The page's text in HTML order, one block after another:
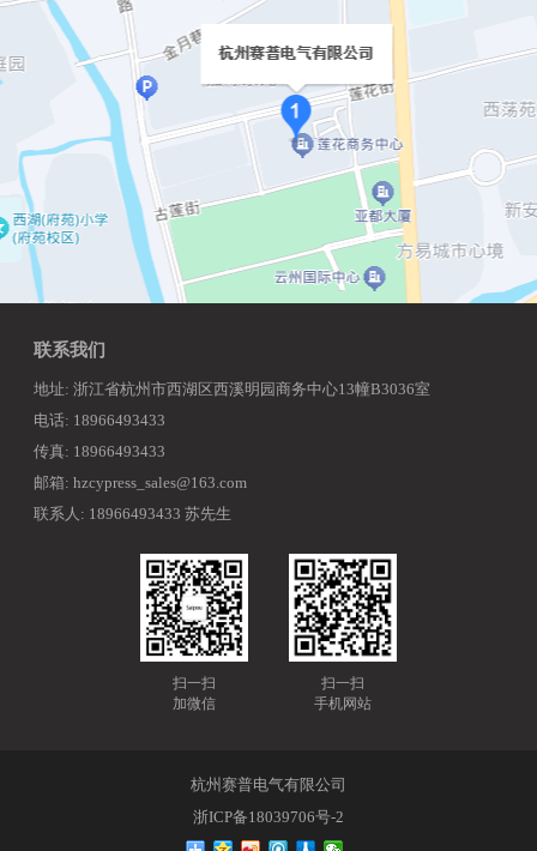
联系我们
地址: 浙江省杭州市西湖区西溪明园商务中心13幢B3036室
电话: 18966493433
传真: 18966493433
邮箱: hzcypress_sales@163.com
联系人: 18966493433 苏先生
扫一扫
加微信
扫一扫
手机网站
杭州赛普电气有限公司
浙ICP备18039706号-2